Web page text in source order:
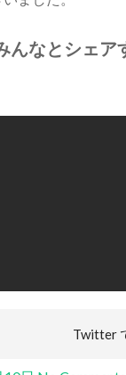
んなとシェア
Twitter